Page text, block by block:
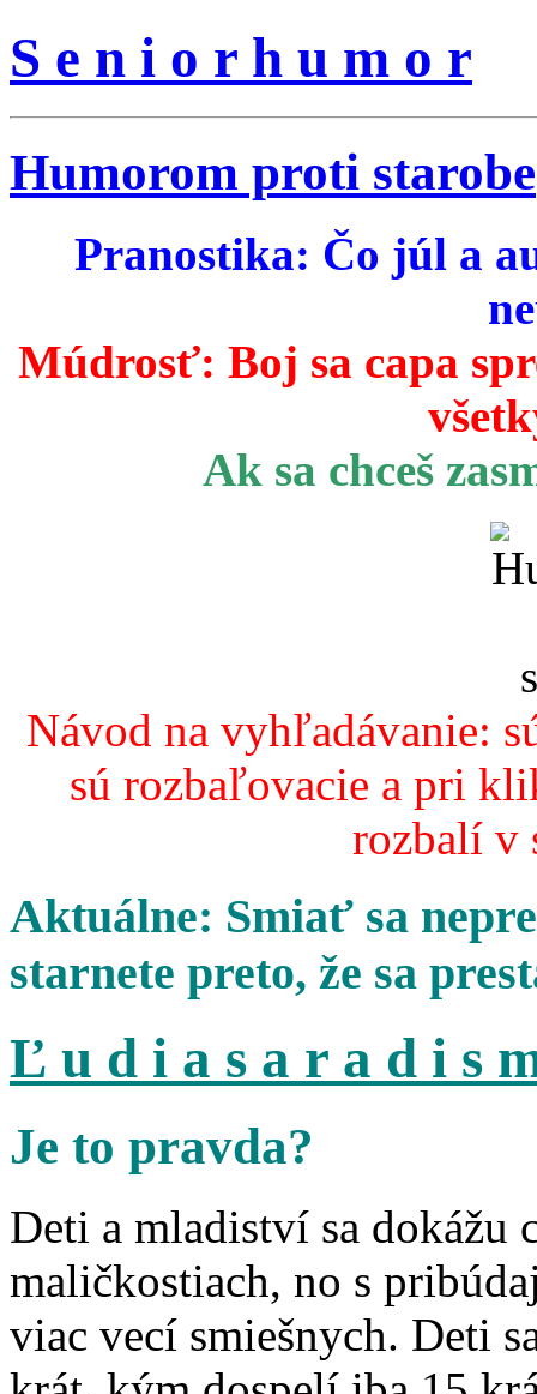
S e n i o r h u m o r
Humorom proti starobe
Pranostika: Čo júl a
Múdrosť: Boj sa capa
Ak sa chceš
Návod na vyhľadávanie:
sú rozbaľovacie a pri
rozbalí v
Aktuálne: Smiať sa
starnete preto, že sa
Ľ u d i a s a r a d i s
Je to pravda?
Deti a mladiství sa dokážu
maličkostiach, no s
viac vecí smiešnych. Deti